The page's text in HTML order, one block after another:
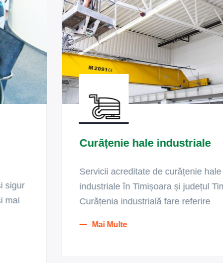
Curățenie hale industriale
Servicii acreditate de curățenie hale
industriale în Timișoara și județul Timiș
Curățenia industrială fare referire